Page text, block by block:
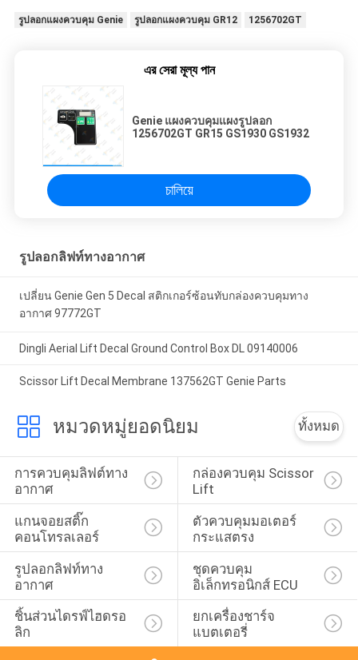
รูปลอกแผงควบคุม Genie รูปลอกแผงควบคุม GR12 1256702GT
এর সেরা মূল্য পান
Genie แผงควบคุมแผงรูปลอก
1256702GT GR15 GS1930 GS1932
চালিয়ে
รูปลอกลิฟท์ทางอากาศ
เปลี่ยน Genie Gen 5 Decal สติกเกอร์ซ้อนทับกล่องควบคุมทาง
อากาศ 97772GT
Dingli Aerial Lift Decal Ground Control Box DL 09140006
Scissor Lift Decal Membrane 137562GT Genie Parts
หมวดหมู่ยอดนิยม ทั้งหมด
การควบคุมลิฟต์ทาง
อากาศ
กล่องควบคุม Scissor
Lift
แกนจอยสติ๊ก
คอนโทรลเลอร์
ตัวควบคุมมอเตอร์
กระแสตรง
รูปลอกลิฟท์ทาง
อากาศ
ชุดควบคุม
อิเล็กทรอนิกส์ ECU
ชิ้นส่วนไดรฟ์ไฮดรอ
ลิก
ยกเครื่องชาร์จ
แบตเตอรี่